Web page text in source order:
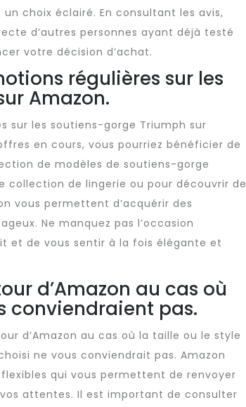
choix éclairé. En consultant les avis,
d’autres personnes ayant déjà testé
votre décision d’achat.
régulières sur les
Amazon.
sur les soutiens-gorge Triumph sur
en cours, vous pourriez bénéficier de
de modèles de soutiens-gorge
collection de lingerie ou pour découvrir de
vous permettent d’acquérir des
Ne manquez pas l’occasion
et de vous sentir à la fois élégante et
d’Amazon au cas où
conviendraient pas.
d’Amazon au cas où la taille ou le style
ne vous conviendrait pas. Amazon
qui vous permettent de renvoyer
attentes. Il est important de consulter